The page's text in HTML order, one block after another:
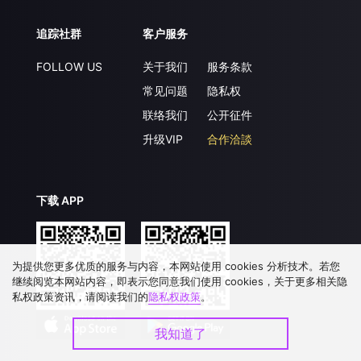
追踪社群
FOLLOW US
客户服务
关于我们
常见问题
联络我们
升级VIP
服务条款
隐私权
公开征件
合作洽談
下载 APP
为提供您更多优质的服务与内容，本网站使用 cookies 分析技术。若您
继续阅览本网站内容，即表示您同意我们使用 cookies，关于更多相关隐
私权政策资讯，请阅读我们的隐私权政策。
我知道了